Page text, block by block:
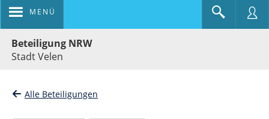
MENÜ
Beteiligung NRW
Stadt Velen
Alle Beteiligungen